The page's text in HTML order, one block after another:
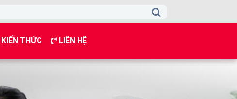
KIẾN THỨC LIÊN HỆ